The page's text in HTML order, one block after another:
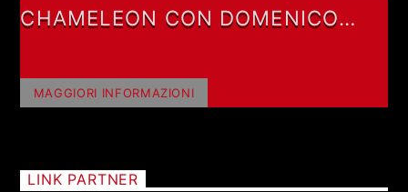
CHAMELEON CON DOMENICO
MAGGIORI INFORMAZIONI
LINK PARTNER